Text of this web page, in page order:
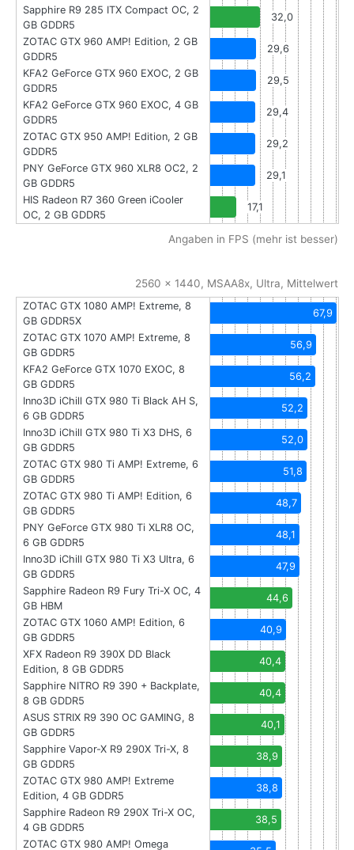
Sapphire R9 285 ITX Compact OC, 2
GB GDDR5
32,0
ZOTAC GTX 960 AMP! Edition, 2 GB
GDDR5
29,6
KFA2 GeForce GTX 960 EXOC, 2 GB
GDDR5
29,5
KFA2 GeForce GTX 960 EXOC, 4 GB
GDDR5
29,4
ZOTAC GTX 950 AMP! Edition, 2 GB
GDDR5
29,2
PNY GeForce GTX 960 XLR8 OC2, 2
GB GDDR5
29,1
HIS Radeon R7 360 Green iCooler
OC, 2 GB GDDR5
17,1
Angaben in FPS (mehr ist besser)
2560 x 1440, MSAA8x, Ultra, Mittelwert
ZOTAC GTX 1080 AMP! Extreme, 8
GB GDDR5X
67,9
ZOTAC GTX 1070 AMP! Extreme, 8
GB GDDR5
56,9
KFA2 GeForce GTX 1070 EXOC, 8
GB GDDR5
56,2
Inno3D iChill GTX 980 Ti Black AH S,
6 GB GDDR5
52,2
Inno3D iChill GTX 980 Ti X3 DHS, 6
GB GDDR5
52,0
ZOTAC GTX 980 Ti AMP! Extreme, 6
GB GDDR5
51,8
ZOTAC GTX 980 Ti AMP! Edition, 6
GB GDDR5
48,7
PNY GeForce GTX 980 Ti XLR8 OC,
6 GB GDDR5
48,1
Inno3D iChill GTX 980 Ti X3 Ultra, 6
GB GDDR5
47,9
Sapphire Radeon R9 Fury Tri-X OC, 4
GB HBM
44,6
ZOTAC GTX 1060 AMP! Edition, 6
GB GDDR5
40,9
XFX Radeon R9 390X DD Black
Edition, 8 GB GDDR5
40,4
Sapphire NITRO R9 390 + Backplate,
8 GB GDDR5
40,4
ASUS STRIX R9 390 OC GAMING, 8
GB GDDR5
40,1
Sapphire Vapor-X R9 290X Tri-X, 8
GB GDDR5
38,9
ZOTAC GTX 980 AMP! Extreme
Edition, 4 GB GDDR5
38,8
Sapphire Radeon R9 290X Tri-X OC,
4 GB GDDR5
38,5
ZOTAC GTX 980 AMP! Omega